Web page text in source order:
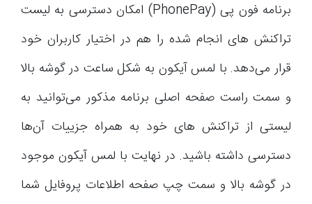
برنامه فون پی (PhonePay) امکان دسترسی به لیست
تراکنش های انجام شده را هم در اختیار کاربران خود
قرار می‌دهد. با لمس آیکون به شکل ساعت در گوشه بالا
و سمت راست صفحه اصلی برنامه مذکور می‌توانید به
لیستی از تراکنش های خود به همراه جزییات آن‌ها
دسترسی داشته باشید. در نهایت با لمس آیکون موجود
در گوشه بالا و سمت چپ صفحه اطلاعات پروفایل شما